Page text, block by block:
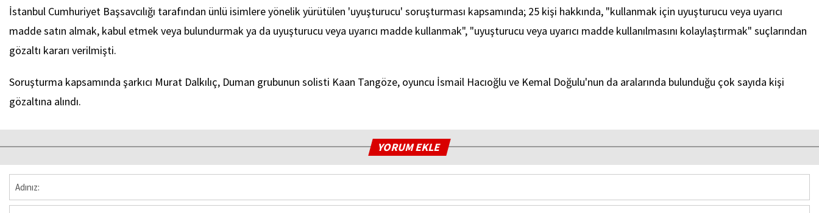
İstanbul Cumhuriyet Başsavcılığı tarafından ünlü isimlere yönelik yürütülen 'uyuşturucu' soruşturması kapsamında; 25 kişi hakkında, "kullanmak için uyuşturucu veya uyarıcı
madde satın almak, kabul etmek veya bulundurmak ya da uyuşturucu veya uyarıcı madde kullanmak", "uyuşturucu veya uyarıcı madde kullanılmasını kolaylaştırmak" suçlarından
gözaltı kararı verilmişti.
Soruşturma kapsamında şarkıcı Murat Dalkılıç, Duman grubunun solisti Kaan Tangöze, oyuncu İsmail Hacıoğlu ve Kemal Doğulu'nun da aralarında bulunduğu çok sayıda kişi
gözaltına alındı.
YORUM EKLE